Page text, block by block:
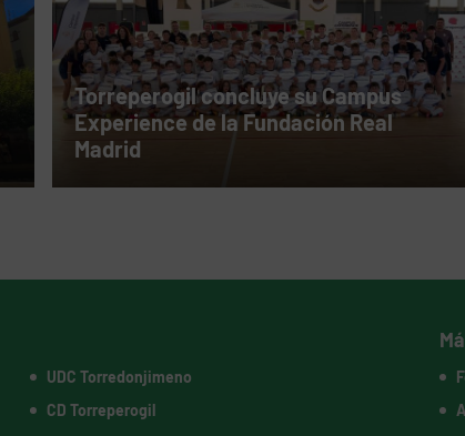
Torreperogil concluye su Campus
Experience de la Fundación Real
Madrid
UDC Torredonjimeno
CD Torreperogil